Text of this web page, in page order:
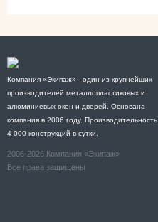
Компания «Экипаж» - один из крупнейших
производителей металлопластиковых и
алюминиевых окон и дверей. Основана
компания в 2006 году. Производительность
4 000 конструкций в сутки.
2006-2026 Компания «Экипаж»
Все права защищены